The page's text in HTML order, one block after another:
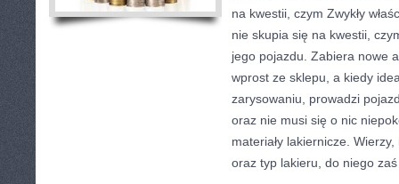
na kwestii, czym Zwykły
nie skupia się na kwestii,
jego pojazdu. Zabiera nowe
wprost ze sklepu, a kiedy
zarysowaniu, prowadzi
oraz nie musi się o nic
materiały lakiernicze.
oraz typ lakieru, do niego